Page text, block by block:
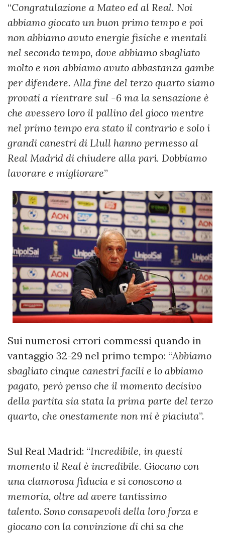
“Congratulazione a Mateo ed al Real. Noi
abbiamo giocato un buon primo tempo e poi
non abbiamo avuto energie fisiche e mentali
nel secondo tempo, dove abbiamo sbagliato
molto e non abbiamo avuto abbastanza gambe
per difendere. Alla fine del terzo quarto siamo
provati a rientrare sul -6 ma la sensazione è
che avessero loro il pallino del gioco mentre
nel primo tempo era stato il contrario e solo i
grandi canestri di Llull hanno permesso al
Real Madrid di chiudere alla pari. Dobbiamo
lavorare e migliorare”
Sui numerosi errori commessi quando in
vantaggio 32-29 nel primo tempo: “Abbiamo
sbagliato cinque canestri facili e lo abbiamo
pagato, però penso che il momento decisivo
della partita sia stata la prima parte del terzo
quarto, che onestamente non mi è piaciuta”.
Sul Real Madrid: “Incredibile, in questi
momento il Real è incredibile. Giocano con
una clamorosa fiducia e si conoscono a
memoria, oltre ad avere tantissimo
talento. Sono consapevoli della loro forza e
giocano con la convinzione di chi sa che